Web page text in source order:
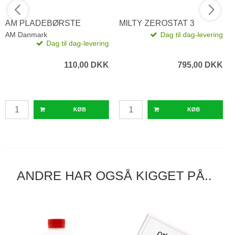
AM PLADEBØRSTE
AM Danmark
Dag til dag-levering
110,00 DKK
KØB
MILTY ZEROSTAT 3
Dag til dag-levering
795,00 DKK
KØB
ANDRE HAR OGSÅ KIGGET PÅ..